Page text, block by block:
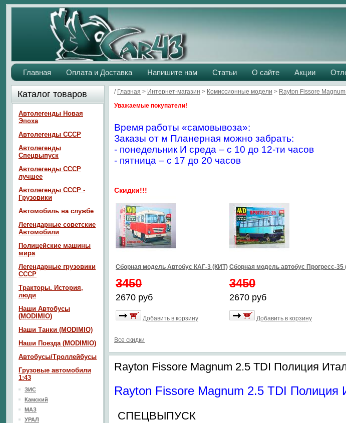
Главная Оплата и Доставка Напишите нам Статьи О сайте Акции
/ Главная > Интернет-магазин > Комиссионные модели > Rayton Fissore
Уважаемые покупатели!
Время работы «самовывоза»:
Заказы от м Планерная можно забрать:
- понедельник И среда – с 10 до 12-ти часов
- пятница – с 17 до 20 часов
Скидки!!!
Сборная модель Автобус КАГ-3 (КИТ)
3450
2670 руб
Добавить в корзину
Сборная модель автобус Прогресс-35
3450
2670 руб
Добавить в корзину
Все скидки
Rayton Fissore Magnum 2.5 TDI Полиция
Rayton Fissore Magnum 2.5 TDI Полиция
СПЕЦВЫПУСК
Каталог товаров
Автолегенды Новая
Эпоха
Автолегенды СССР
Автолегенды
Спецвыпуск
Автолегенды СССР
лучшее
Автолегенды СССР -
Грузовики
Автомобиль на службе
Легендарные советские
Автомобили
Полицейские машины
мира
Легендарные грузовики
СССР
Тракторы. История,
люди
Наши Автобусы
(MODIMIO)
Наши Танки (MODIMIO)
Наши Поезда (MODIMIO)
Автобусы/Троллейбусы
Грузовые автомобили
1:43
ЗИС
Камский
МАЗ
УРАЛ